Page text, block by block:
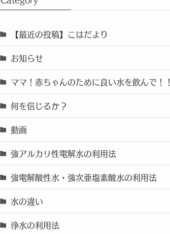
【最近の投稿】こはだより
お知らせ
ママ！赤ちゃんのために良い水を飲んで！！
何を信じるか？
動画
強アルカリ性電解水の利用法
強電解酸性水・強次亜塩素酸水の利用法
水の違い
浄水の利用法